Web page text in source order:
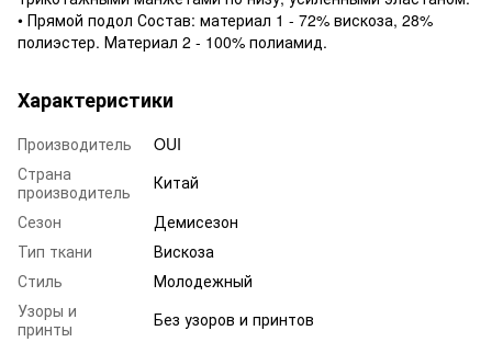
• Прямой подол Состав: материал 1 - 72% вискоза, 28%
полиэстер. Материал 2 - 100% полиамид.
Характеристики
Производитель
OUI
Страна
производитель
Китай
Сезон
Демисезон
Тип ткани
Вискоза
Стиль
Молодежный
Узоры и
принты
Без узоров и принтов